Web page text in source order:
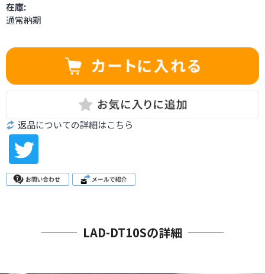
在庫:
通常納期
返品についての詳細はこちら
LAD-DT10Sの詳細